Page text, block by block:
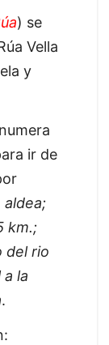
) se
Vella
y
ir de
aldea;
km.;
del rio
a la
.